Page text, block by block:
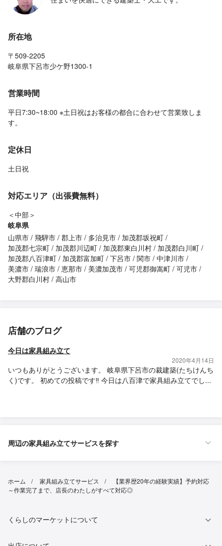
所在地
〒509-2205
岐阜県下呂市少ケ野1300-1
営業時間
平日7:30~18:00 ※土日祝はお客様の都合に合わせて営業致しま
す。
定休日
土日祝
対応エリア（出張費無料）
＜中部＞
岐阜県
山県市 飛騨市 郡上市 多治見市
加茂郡坂祝町
加茂郡七宗町
加茂郡川辺町 加茂郡東白川村
加茂郡白川町
加茂郡八百津町
加茂郡富加町 下呂市 関市 中津川市
美濃市 瑞浪市 恵那市 美濃加茂市 可児郡御嵩町 可児市
大野郡白川村 高山市
店舗のブログ
今日は家具組み立て
2020年4月14日
いつもありがとうございます。 岐阜県下呂市の裁建築(たちけんち
く)です。 初めての投稿です‼️ 今日は八百津で家具組み立てでし...
周辺の家具組み立てサービスを探す
ホーム 家具組み立てサービス
【業界歴20年の経験実績】予約対応
～作業完了まで、店長のわたしがすべて対応◎
くらしのマーケットについて